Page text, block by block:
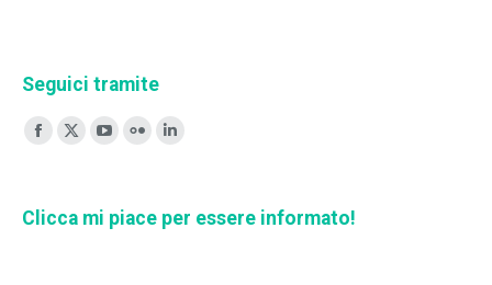
Seguici tramite
Ci puoi trovare su:
Facebook
in
X
in
YouTube
in
Flickr
in
Linkedin
in
Clicca mi piace per essere informato!